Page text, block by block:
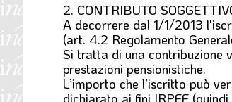
2. CONTRIBUTO
A decorrere dal 1/1/2013
(art. 4.2 Regolamento
Si tratta di una contribuzione
prestazioni pensionistiche.
L’importo che l’iscritto può
dichiarato ai fini IRPEF